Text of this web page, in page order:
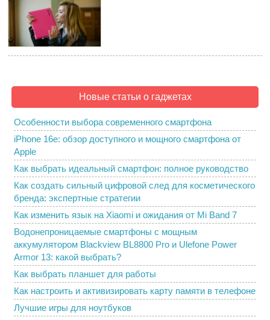
Новые статьи о гаджетах
Особенности выбора современного смартфона
iPhone 16e: обзор доступного и мощного смартфона от
Apple
Как выбрать идеальный смартфон: полное руководство
Как создать сильный цифровой след для косметического
бренда: экспертные стратегии
Как изменить язык на Xiaomi и ожидания от Mi Band 7
Водонепроницаемые смартфоны с мощным
аккумулятором Blackview BL8800 Pro и Ulefone Power
Armor 13: какой выбрать?
Как выбрать планшет для работы
Как настроить и активизировать карту памяти в телефоне
Лучшие игры для ноутбуков